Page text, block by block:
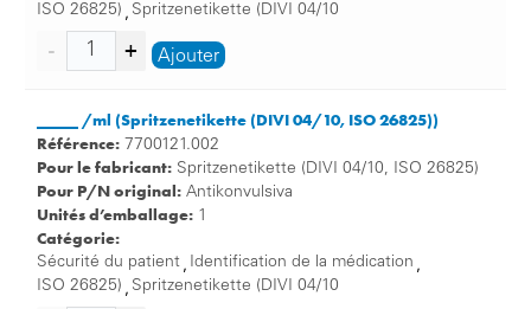
Étiquettes d’identification des médicaments:
Non seulement les allergies aux substances jouent
un rôle important. Mais aussi un faux médicament
évité sans problème!
L’identification correcte des médicaments et des
substances est incontournable. Les étiquettes
éditées automatiquement ne laissent aucun doute
quant au médicament, à l’ingrédient actif, à la
quantité et au dosage. Les marquages à la main, les
écritures illisibles sont du passé. L’identification
automatique minimise les sources d’erreur tout en
ISO 26825) , Spritzenetikette (DIVI 04/10
Ajouter
_____ /ml (Spritzenetikette (DIVI 04/10, ISO 26825))
Référence: 7700121.002
Pour le fabricant: Spritzenetikette (DIVI 04/10, ISO 26825)
Pour P/N original: Antikonvulsiva
Unités d’emballage: 1
Catégorie:
Sécurité du patient , Identification de la médication ,
ISO 26825) , Spritzenetikette (DIVI 04/10